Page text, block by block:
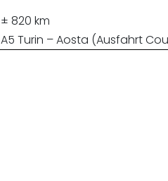
± 820 km
A5 Turin – Aosta (Ausfahrt